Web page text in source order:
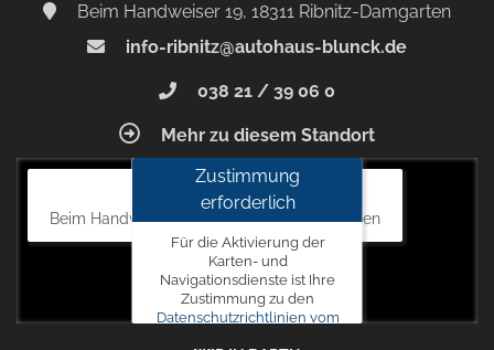
Beim Handweiser 19, 18311 Ribnitz-Damgarten
info-ribnitz@autohaus-blunck.de
038 21 / 39 06 0
Mehr zu diesem Standort
Autohaus Blunck
Beim Handweiser 19, 18311 Ribnitz-Damgarten
Zustimmung
erforderlich
Für die Aktivierung der
Karten- und
Navigationsdienste ist Ihre
Zustimmung zu den
Datenschutzrichtlinien vom